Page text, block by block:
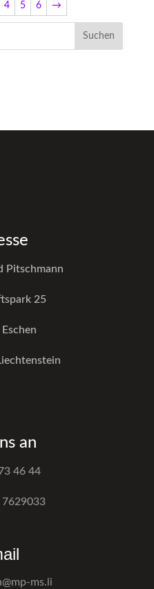
4 5 6 →
Pitschmann
25
an
46 44
ms.li